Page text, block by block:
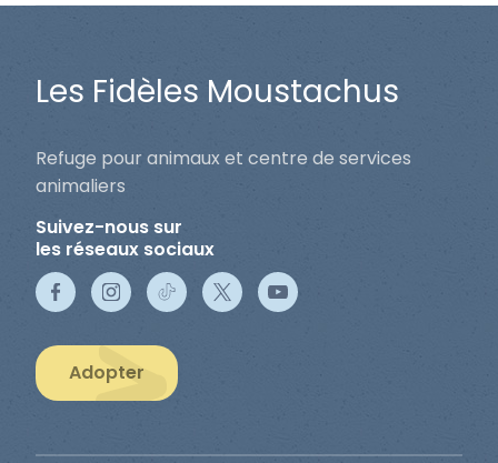
Les Fidèles Moustachus
Refuge pour animaux et centre de services
animaliers
Suivez-nous sur
les réseaux sociaux
Adopter